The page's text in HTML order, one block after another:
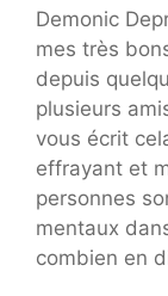
Demonic
mes très
depuis
plusieurs
vous écrit
effrayant et
personnes
mentaux
combien en